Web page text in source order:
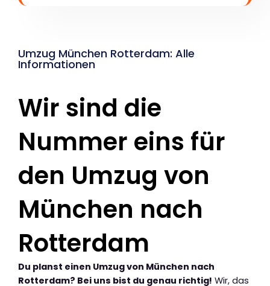
Umzug München Rotterdam: Alle
Informationen
Wir sind die
Nummer eins für
den Umzug von
München nach
Rotterdam
Du planst einen Umzug von München nach
Rotterdam? Bei uns bist du genau richtig! Wir, das